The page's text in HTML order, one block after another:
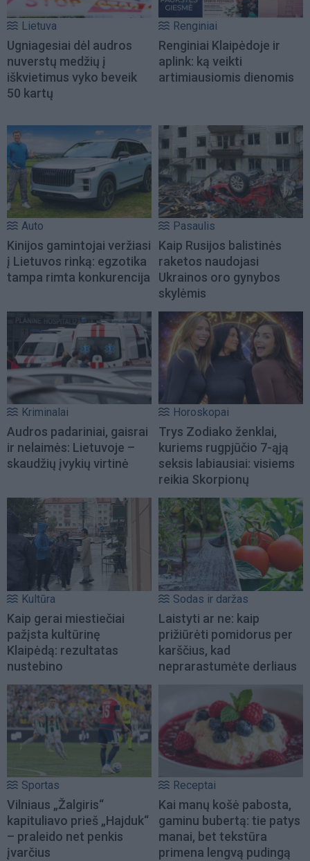
Lietuva
Ugniagesiai dėl audros
nuverstų medžių į
iškvietimus vyko beveik
50 kartų
Renginiai
Renginiai Klaipėdoje ir
aplink: ką veikti
artimiausiomis dienomis
Auto
Kinijos gamintojai veržiasi
į Lietuvos rinką: egzotika
tampa rimta konkurencija
Pasaulis
Kaip Rusijos balistinės
raketos naudojasi
Ukrainos oro gynybos
skylėmis
Kriminalai
Audros padariniai, gaisrai
ir nelaimės: Lietuvoje –
skaudžių įvykių virtinė
Horoskopai
Trys Zodiako ženklai,
kuriems rugpjūčio 7-ąją
seksis labiausiai: visiems
reikia Skorpionų
Kultūra
Kaip gerai miestiečiai
pažįsta kultūrinę
Klaipėdą: rezultatas
nustebino
Sodas ir daržas
Laistyti ar ne: kaip
prižiūrėti pomidorus per
karščius, kad
neprarastumėte derliaus
Sportas
Vilniaus „Žalgiris“
kapituliavo prieš „Hajduk“
– praleido net penkis
įvarčius
Receptai
Kai manų košė pabosta,
gaminu bubertą: tie patys
manai, bet tekstūra
primena lengvą pudingą